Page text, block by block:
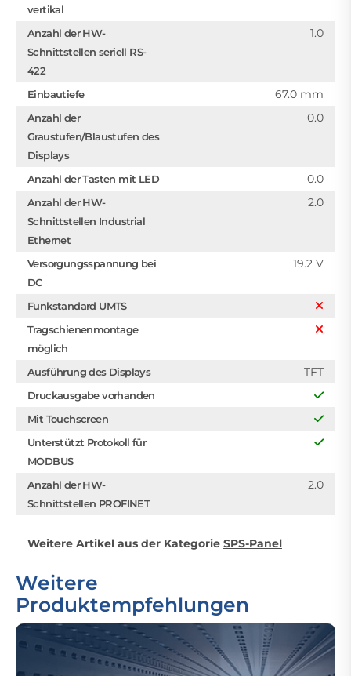
vertikal
Anzahl der HW-
Schnittstellen seriell RS-
422
1.0
Einbautiefe 67.0 mm
Anzahl der
Graustufen/Blaustufen des
Displays
0.0
Anzahl der Tasten mit LED 0.0
Anzahl der HW-
Schnittstellen Industrial
Ethernet
2.0
Versorgungsspannung bei
DC
19.2 V
Funkstandard UMTS
Tragschienenmontage
möglich
Ausführung des Displays
TFT
Druckausgabe vorhanden
Mit Touchscreen
Unterstützt Protokoll für
MODBUS
Anzahl der HW-
Schnittstellen PROFINET
2.0
Weitere Artikel aus der Kategorie SPS-Panel
Weitere
Produktempfehlungen